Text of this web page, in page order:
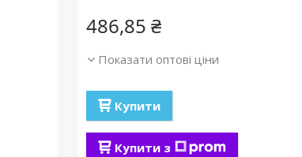
486,85 ₴
Показати оптові ціни
Купити
Купити з